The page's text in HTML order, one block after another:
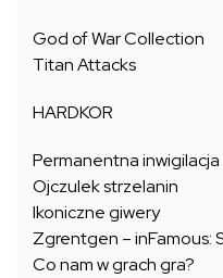
God of War Collection
Titan Attacks
HARDKOR
Permanentna inwigilacja
Ojczulek strzelanin
Ikoniczne giwery
Zgrentgen – inFamous:
Co nam w grach gra?